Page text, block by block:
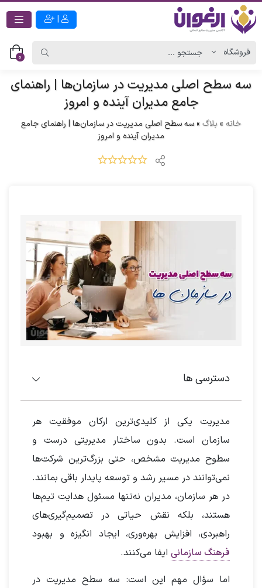
|
0
سه سطح اصلی مدیریت در سازمان‌ها | راهنمای
جامع مدیران آینده و امروز
خانه »بلاگ »سه سطح اصلی مدیریت در سازمان‌ها | راهنمای جامع
مدیران آینده و امروز
دسترسی ها
مدیریت یکی از کلیدی‌ترین ارکان موفقیت هر
سازمان است. بدون ساختار مدیریتی درست و
سطوح مدیریت مشخص، حتی بزرگ‌ترین شرکت‌ها
نمی‌توانند در مسیر رشد و توسعه پایدار باقی بمانند.
در هر سازمان، مدیران نه‌تنها مسئول هدایت تیم‌ها
هستند، بلکه نقش حیاتی در تصمیم‌گیری‌های
راهبردی، افزایش بهره‌وری، ایجاد انگیزه و بهبود
فرهنگ سازمانی ایفا می‌کنند.
اما سؤال مهم این است: سه سطح مدیریت در